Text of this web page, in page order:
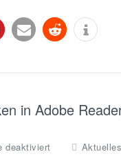
s
u
M
h
r
in Adobe
deaktiviert Aktuelles